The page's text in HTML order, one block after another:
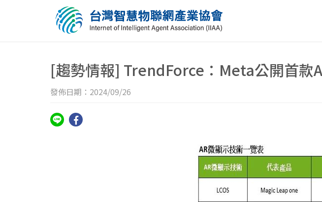
[趨勢情報] TrendForce：Meta公開首款
發佈日期：2024/09/26